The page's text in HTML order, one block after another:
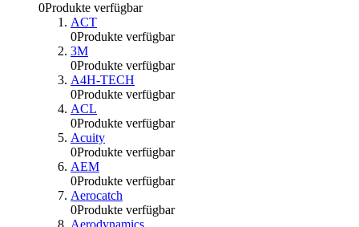
0Produkte verfügbar
ACT
0Produkte verfügbar
3M
0Produkte verfügbar
A4H-TECH
0Produkte verfügbar
ACL
0Produkte verfügbar
Acuity
0Produkte verfügbar
AEM
0Produkte verfügbar
Aerocatch
0Produkte verfügbar
Aerodynamics